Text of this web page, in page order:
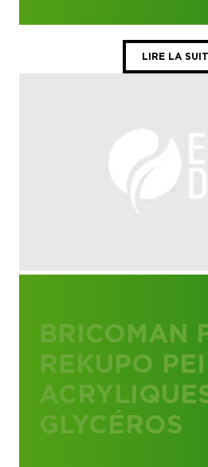
LIRE LA
BRICOMAN
REKUPO
GLYCÉROS